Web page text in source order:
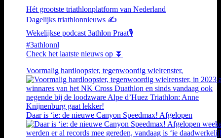
Hét grootste triathlonplatform van Nederland
Dagelijks triathlonnieuws ✍️
Wekelijkse podcast 3athlon Praat🎙️
#3athlonnl
Check het laatste nieuws op ⏬
Voormalig hardloopster, tegenwoordig wielrenster,
Daar is ‘ie: de nieuwe Canyon Speedmax! Afgelopen